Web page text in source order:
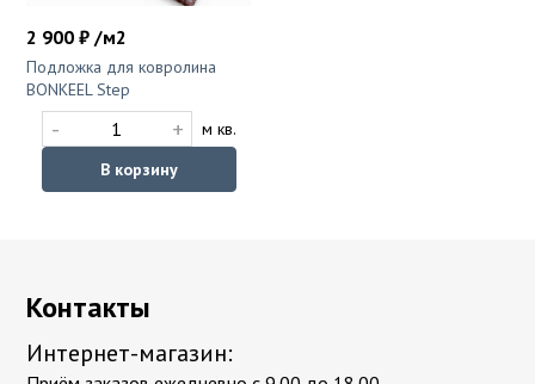
2 900 ₽ /м2
Подложка для ковролина
BONKEEL Step
- +
м кв.
В корзину
Контакты
Интернет-магазин: